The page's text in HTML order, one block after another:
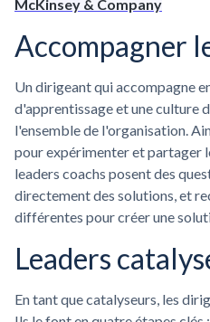
McKinsey & Company
Accompagner
Un dirigeant qui accompagne
d'apprentissage et une culture
l'ensemble de l'organisation.
pour expérimenter et partager
leaders coachs posent des
directement des solutions, et
différentes pour créer une
Leaders
En tant que catalyseurs, les